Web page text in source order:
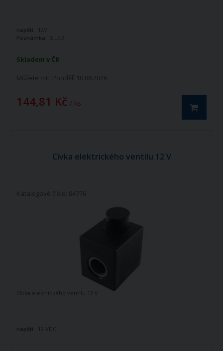
Skladem v ČR
Můžete mít: Pondělí 10.08.2026
144,81 Kč / ks
napětí:
12V
Poznámka:
S LED
Cívka elektrického ventilu 12 V
Katalogové číslo: 84776
Cívka elektrického ventilu 12 V
napětí: 12 VDC